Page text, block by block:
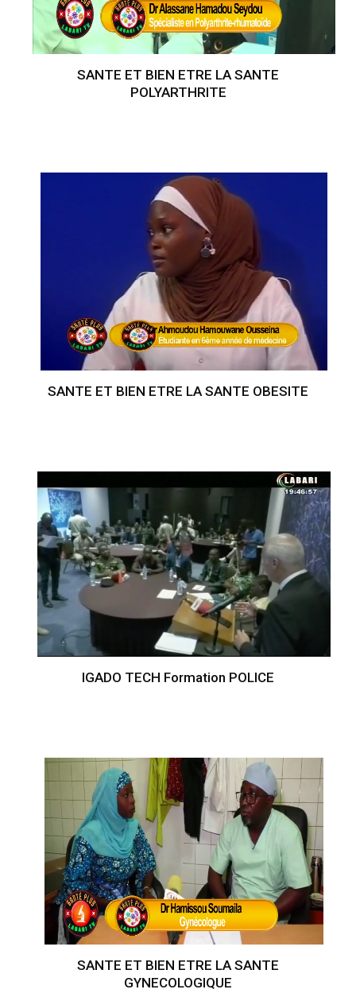
SANTE ET BIEN ETRE LA SANTE
POLYARTHRITE
SANTE ET BIEN ETRE LA SANTE OBESITE
IGADO TECH Formation POLICE
SANTE ET BIEN ETRE LA SANTE
GYNECOLOGIQUE